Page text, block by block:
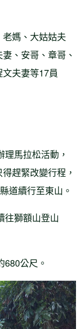
媽、大姑姑夫
、安哥、章哥、
夫妻等17員
馬拉松活動，
趕緊改變行程，
道續行至東山。
往獅額山登山
公尺。